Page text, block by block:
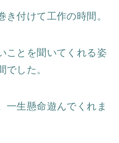
付けて工作の時間。
ことを聞いてくれる姿
でした。
一生懸命遊んでくれま